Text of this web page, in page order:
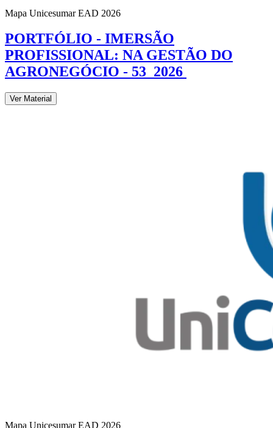
Mapa Unicesumar EAD 2026
PORTFÓLIO - IMERSÃO
PROFISSIONAL: NA GESTÃO DO
AGRONEGÓCIO - 53_2026
Ver Material
Mapa Unicesumar EAD 2026